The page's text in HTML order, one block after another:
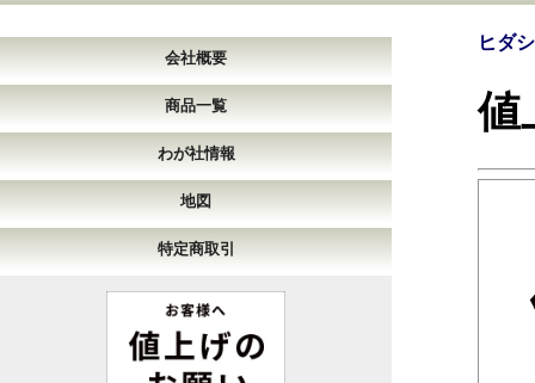
会社概要
商品一覧
わが社情報
地図
特定商取引
ヒダ
値